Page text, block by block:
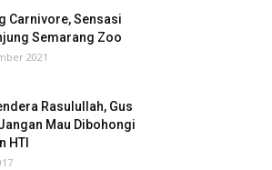
Carnivore, Sensasi
Semarang Zoo
2021
Rasulullah, Gus
Mau Dibohongi
HTI